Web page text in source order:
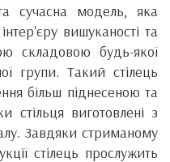
сучасна модель, яка
вишуканості та
складовою будь-якої
групи. Такий стілець
більш піднесеною та
стільця виготовлені з
Завдяки стриманому
стілець прослужить